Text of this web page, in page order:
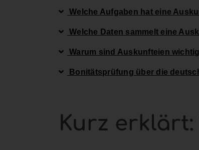
Welche Aufgaben hat eine
Welche Daten sammelt eine
Warum sind Auskunfteien
Bonitätsprüfung über die
Kurz